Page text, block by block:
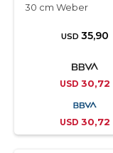
30 cm Weber
USD 35,90
USD 30,72
USD 30,72